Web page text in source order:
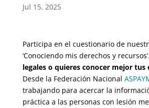
Jul 15, 2025
Participa en el cuestionario de
‘Conociendo mis derechos y recursos’.
legales o quieres conocer mejor tus
Desde la Federación Nacional
trabajando para acercar la
práctica a las personas con lesión